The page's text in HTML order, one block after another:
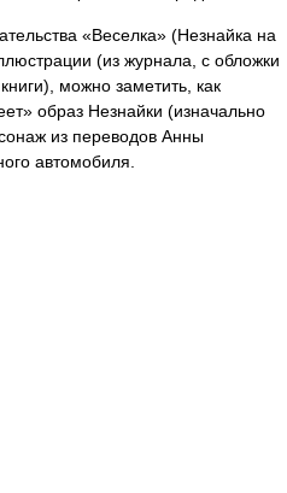
«Веселка» (Незнайка на
(из журнала, с обложки
можно заметить, как
образ Незнайки (изначально
из переводов Анны
автомобиля.